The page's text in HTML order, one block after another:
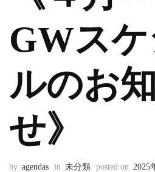
GWス
ルのお
せ》
by agendas in 未分類 posted on 2025